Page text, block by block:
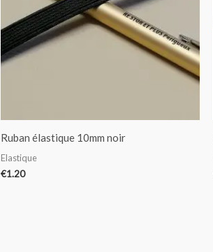
Ruban élastique 10mm noir
Elastique
€1.20